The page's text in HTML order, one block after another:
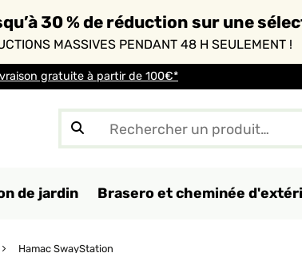
30 % de réduction sur une
MASSIVES PENDANT 48 H SEULEMENT !
gratuite à partir de 100€*
de jardin Brasero et cheminée
Hamac SwayStation